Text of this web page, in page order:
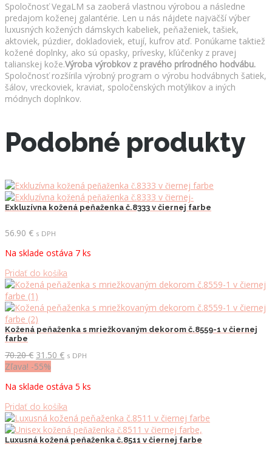
Spoločnosť VegaLM sa zaoberá vlastnou výrobou a následne
predajom koženej galantérie. Len u nás nájdete najväčší výber
luxusných kožených dámskych kabeliek, peňaženiek, tašiek,
aktoviek, púzdier, dokladoviek, etují, kufrov atď. Ponúkame taktiež
kožené doplnky, ako sú opasky, prívesky, kľúčenky z pravej
talianskej kože.Výroba výrobkov z pravého prírodného hodvábu.
Spoločnosť rozšírila výrobný program o výrobu hodvábnych šatiek,
šálov, vreckoviek, kraviat, spoločenských motýlikov a iných
módnych doplnkov.
Podobné produkty
Exkluzívna kožená peňaženka č.8333 v čiernej farbe
56.90 € s DPH
Na sklade ostáva 7 ks
Pridať do košíka
Kožená peňaženka s mriežkovaným dekorom č.8559-1 v čiernej
farbe
70.20€ Pôvodná
cena
70.20 €.
31.50 €Aktuálna
31.50 €.
s DPH
Zľava! -55%
Na sklade ostáva 5 ks
Pridať do košíka
Luxusná kožená peňaženka č.8511 v čiernej farbe